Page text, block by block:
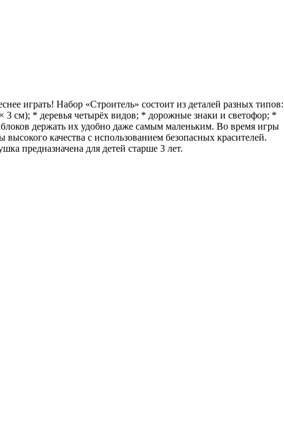
играть! Набор «Строитель» состоит из деталей разных типов:
см); * деревья четырёх видов; * дорожные знаки и светофор; *
держать их удобно даже самым маленьким. Во время игры
качества с использованием безопасных красителей.
предназначена для детей старше 3 лет.